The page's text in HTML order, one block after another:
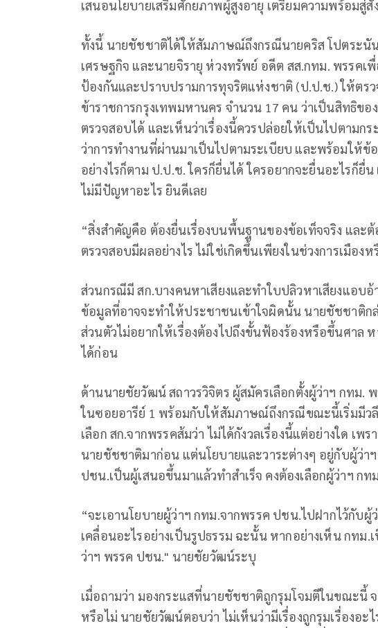
เสนอนโยบายเสริมศักยภาพผู้สูงอายุ เตรียมความพร้อมสู่
ทั้งนี้ นายชัชชาติได้ให้สัมภาษณ์ถึงกรณีนายคริส โปตระ
เศรษฐกิจ และนายจิรายุ ห่วงทรัพย์ อดีต สส.กทม. พรรคเ
ป้องกันและปราบปรามการทุจริตแห่งชาติ (ป.ป.ช.) ให้ตร
ข้าราชการกรุงเทพมหานคร จำนวน 17 คน ว่าเป็นสิทธิข
ตรวจสอบได้ และเห็นว่าเรื่องนี้ควรปล่อยให้เป็นไปตามก
ว่าการทำงานที่ผ่านมาเป็นไปตามระเบียบ และพร้อมให้ข้
อย่างไรก็ตาม ป.ป.ช. ใครก็ยื่นได้ ใครอยากจะยื่นอะไรก็ยื่น
ไม่มีปัญหาอะไร ยินดีเลย
“สิ่งสำคัญคือ ต้องยื่นเรื่องบนพื้นฐานของข้อเท็จจริง และ
ตรวจสอบมีผลอย่างไร ไม่ใช่เกิดขึ้นเพียงในช่วงการเมือ
ส่วนกรณีมี สก.บางคนหาเสียงและทำใบปลิวหาเสียงแอบ
ข้อมูลที่อาจจะทำให้ประชาชนเข้าใจผิดนั้น นายชัชชาติก
ส่วนตัวไม่อยากให้เรื่องต้องไปถึงขั้นฟ้องร้องหรือขึ้นศาล
ได้ก่อน
ด้านนายชัยวัฒน์ สถาวรวิจิตร ผู้สมัครเลือกตั้งผู้ว่าฯ กทม.
ในซอยอารีย์ 1 พร้อมกับให้สัมภาษณ์ถึงกรณีขณะนี้เริ่มมีว
เลือก สก.จากพรรคส้มว่า ไม่ได้กังวลเรื่องนี้แต่อย่างใด เพ
นายชัชชาติมาก่อน แต่นโยบายและวาระต่างๆ อยู่กับผู้ว่า
ปชน.เป็นผู้เสนอขึ้นมาแล้วทำสำเร็จ คงต้องเลือกผู้ว่าฯ ก
“จะเอานโยบายผู้ว่าฯ กทม.จากพรรค ปชน.ไปฝากไว้กับ
เคลื่อนอะไรอย่างเป็นรูปธรรม ฉะนั้น หากอย่างเห็น กทม
ว่าฯ พรรค ปชน." นายชัยวัฒน์ระบุ
เมื่อถามว่า มองกระแสที่นายชัชชาติถูกรุมโจมตีในขณะนี้
หรือไม่ นายชัยวัฒน์ตอบว่า ไม่เห็นว่ามีเรื่องถูกรุมเรื่องอ